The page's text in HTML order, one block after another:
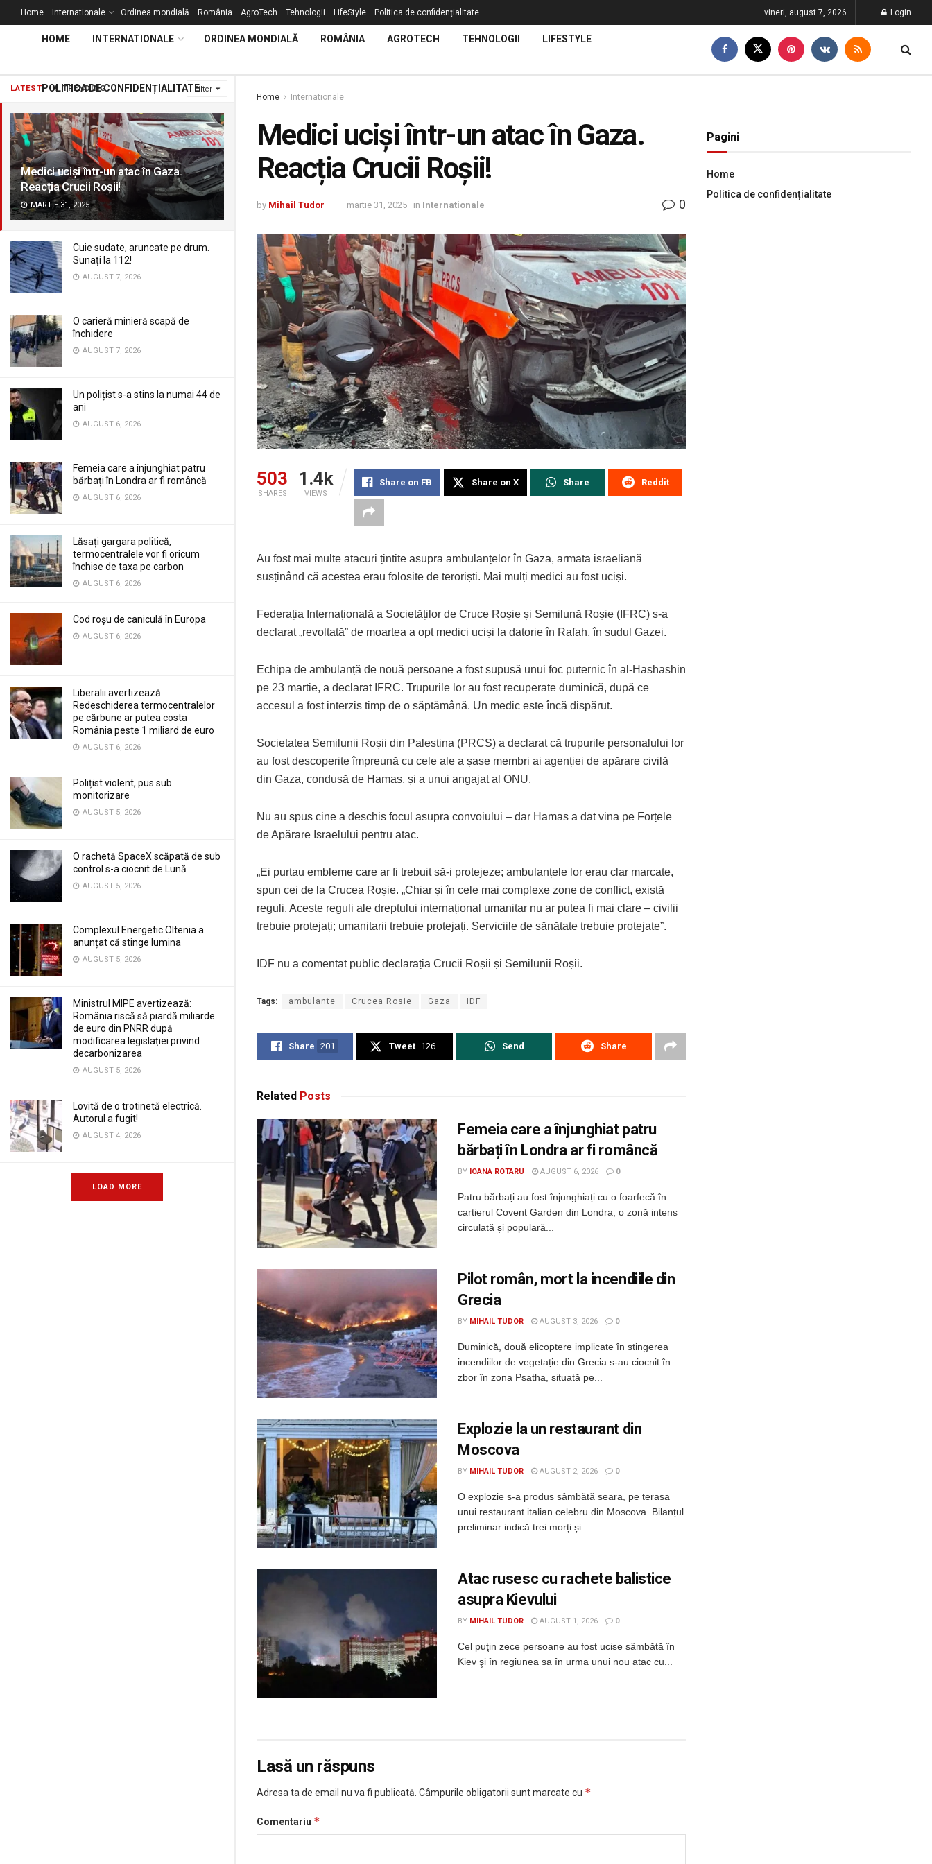
LATEST TRENDING Filter
Medici uciși într-un atac în Gaza.
Reacția Crucii Roșii!
MARTIE 31, 2025
Cuie sudate, aruncate pe drum.
Sunați la 112!
AUGUST 7, 2026
O carieră minieră scapă de
închidere
AUGUST 7, 2026
Un polițist s-a stins la numai 44 de
ani
AUGUST 6, 2026
Femeia care a înjunghiat patru
bărbați în Londra ar fi româncă
AUGUST 6, 2026
Lăsați gargara politică,
termocentralele vor fi oricum
închise de taxa pe carbon
AUGUST 6, 2026
Cod roșu de caniculă în Europa
AUGUST 6, 2026
Liberalii avertizează:
Redeschiderea termocentralelor
pe cărbune ar putea costa
România peste 1 miliard de euro
AUGUST 6, 2026
Polițist violent, pus sub
monitorizare
AUGUST 5, 2026
O rachetă SpaceX scăpată de sub
control s-a ciocnit de Lună
AUGUST 5, 2026
Complexul Energetic Oltenia a
anunțat că stinge lumina
AUGUST 5, 2026
Ministrul MIPE avertizează:
România riscă să piardă miliarde
de euro din PNRR după
modificarea legislației privind
decarbonizarea
AUGUST 5, 2026
Lovită de o trotinetă electrică.
Autorul a fugit!
AUGUST 4, 2026
LOAD MORE
Home Internationale Ordinea mondială România AgroTech Tehnologii LifeStyle Politica de confidențialitate vineri, august 7, 2026 Login
HOME INTERNATIONALE ORDINEA MONDIALĂ ROMÂNIA AGROTECH TEHNOLOGII LIFESTYLE
POLITICA DE CONFIDENȚIALITATE
Home Internationale
Medici uciși într-un atac în Gaza.
Reacția Crucii Roșii!
by Mihail Tudor martie 31, 2025 in Internationale 0
503
SHARES
1.4k
VIEWS
Share on FB Share on X Share Reddit
Au fost mai multe atacuri țintite asupra ambulanțelor în Gaza, armata israeliană
susținând că acestea erau folosite de teroriști. Mai mulți medici au fost uciși.
Federația Internațională a Societăților de Cruce Roșie și Semilună Roșie (IFRC) s-a
declarat „revoltată” de moartea a opt medici uciși la datorie în Rafah, în sudul Gazei.
Echipa de ambulanță de nouă persoane a fost supusă unui foc puternic în al-Hashashin
pe 23 martie, a declarat IFRC. Trupurile lor au fost recuperate duminică, după ce
accesul a fost interzis timp de o săptămână. Un medic este încă dispărut.
Societatea Semilunii Roșii din Palestina (PRCS) a declarat că trupurile personalului lor
au fost descoperite împreună cu cele ale a șase membri ai agenției de apărare civilă
din Gaza, condusă de Hamas, și a unui angajat al ONU.
Nu au spus cine a deschis focul asupra convoiului – dar Hamas a dat vina pe Forțele
de Apărare Israelului pentru atac.
„Ei purtau embleme care ar fi trebuit să-i protejeze; ambulanțele lor erau clar marcate,
spun cei de la Crucea Roșie. „Chiar și în cele mai complexe zone de conflict, există
reguli. Aceste reguli ale dreptului internațional umanitar nu ar putea fi mai clare – civilii
trebuie protejați; umanitarii trebuie protejați. Serviciile de sănătate trebuie protejate”.
IDF nu a comentat public declarația Crucii Roșii și Semilunii Roșii.
Tags: ambulante Crucea Rosie Gaza IDF
Share 201 Tweet 126 Send Share
Related Posts
Femeia care a înjunghiat patru
bărbați în Londra ar fi româncă
BY IOANA ROTARU AUGUST 6, 2026 0
Patru bărbați au fost înjunghiați cu o foarfecă în
cartierul Covent Garden din Londra, o zonă intens
circulată și populară...
Pilot român, mort la incendiile din
Grecia
BY MIHAIL TUDOR AUGUST 3, 2026 0
Duminică, două elicoptere implicate în stingerea
incendiilor de vegetație din Grecia s-au ciocnit în
zbor în zona Psatha, situată pe...
Explozie la un restaurant din
Moscova
BY MIHAIL TUDOR AUGUST 2, 2026 0
O explozie s-a produs sâmbătă seara, pe terasa
unui restaurant italian celebru din Moscova. Bilanțul
preliminar indică trei morți și...
Atac rusesc cu rachete balistice
asupra Kievului
BY MIHAIL TUDOR AUGUST 1, 2026 0
Cel puţin zece persoane au fost ucise sâmbătă în
Kiev şi în regiunea sa în urma unui nou atac cu...
Lasă un răspuns
Adresa ta de email nu va fi publicată. Câmpurile obligatorii sunt marcate cu *
Comentariu *
Pagini
Home
Politica de confidențialitate